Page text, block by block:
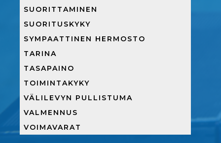
SUORITTAMINEN
SUORITUSKYKY
SYMPAATTINEN HERMOSTO
TARINA
TASAPAINO
TOIMINTAKYKY
VÄLILEVYN PULLISTUMA
VALMENNUS
VOIMAVARAT